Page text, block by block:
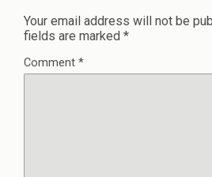
Your email address will not be
fields are marked *
Comment *